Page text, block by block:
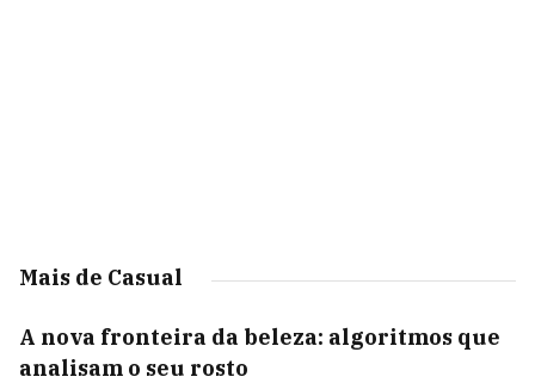
Mais de Casual
A nova fronteira da beleza: algoritmos que
analisam o seu rosto